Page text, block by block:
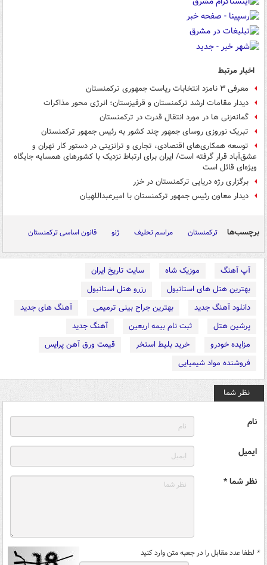
اخبار مرتبط
معرفی ۳ نامزد انتخابات ریاست جمهوری ترکمنستان
دیدار مقامات ارشد ترکمنستان و قرقیزستان؛ انرژی محور مذاکرات
گمانه‌زنی ها در مورد انتقال قدرت در ترکمنستان
تبریک نوروزی روسای جمهور چند کشور به رئیس جمهور ترکمنستان
توسعه همکاری‌های اقتصادی، تجاری و ترانزیتی در دستور کار تهران و
عشق‌آباد قرار گرفته است/ ایران برای ارتباط نزدیک با کشورهای همسایه جایگاه
ویژه‌ای قائل است
برگزاری رژه دریایی ترکمنستان در خزر
دیدار معاون رئیس جمهور ترکمنستان با امیرعبداللهیان
برچسب‌ها ترکمنستان مراسم تحلیف ژنو قانون اساسی ترکمنستان
آپ آهنگ موزیک شاه
سایت تاریخ ایران
بهترین هتل های استانبول
رزرو هتل استانبول
دانلود آهنگ جدید
بهترین جراح بینی ترمیمی
آهنگ های جدید
پرشین هتل
ثبت نام بیمه اربعین
آهنگ جدید
مزایده خودرو
خرید بلیط استخر
قیمت ورق آهن پرایس
فروشنده مواد شیمیایی
نظر شما
نام
ایمیل
نظر شما *
* لطفا عدد مقابل را در جعبه متن وارد کنید